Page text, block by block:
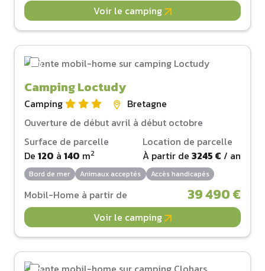
Voir le camping
Camping Loctudy
Camping
Bretagne
Ouverture de début avril à début octobre
Surface de parcelle
De 120 à 140 m2
Location de parcelle
À partir de 3245 € / an
Bord de mer Animaux acceptés Accès handicapés
Mobil-Home à partir de 39 490 €
Voir le camping